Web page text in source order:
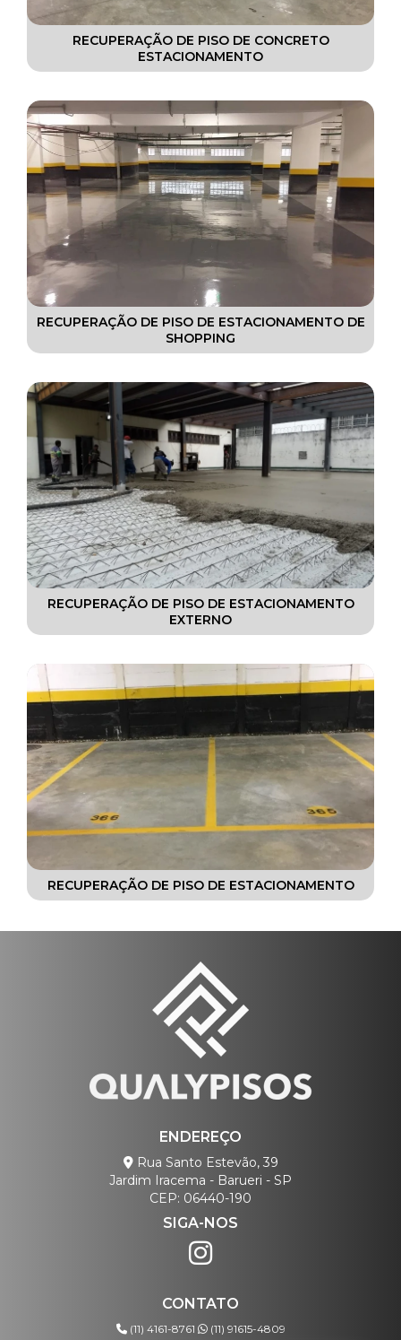
RECUPERAÇÃO DE PISO DE CONCRETO
ESTACIONAMENTO
RECUPERAÇÃO DE PISO DE ESTACIONAMENTO DE
SHOPPING
RECUPERAÇÃO DE PISO DE ESTACIONAMENTO
EXTERNO
RECUPERAÇÃO DE PISO DE ESTACIONAMENTO
ENDEREÇO
Rua Santo Estevão, 39
Jardim Iracema - Barueri - SP
CEP: 06440-190
SIGA-NOS
CONTATO
(11) 4161-8761 (11) 91615-4809